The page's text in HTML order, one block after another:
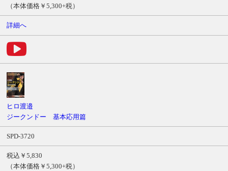
（本体価格￥5,300+税）
詳細へ
ヒロ渡邉
ジークンドー 基本応用篇
SPD-3720
税込￥5,830
（本体価格￥5,300+税）